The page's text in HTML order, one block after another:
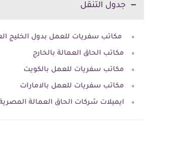
جدول التنقل
مكاتب سفريات للعمل بدول الخليج
مكاتب الحاق العمالة بالخارج
مكاتب سفريات للعمل بالكويت
مكاتب سفريات للعمل بالامارات
ايميلات شركات الحاق العمالة المصرية